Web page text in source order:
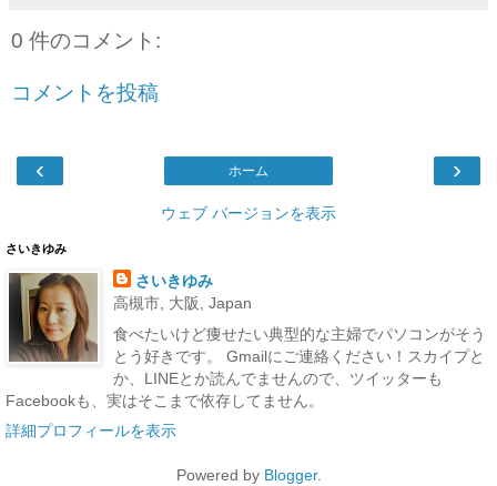
0 件のコメント:
コメントを投稿
‹ ›
ホーム
ウェブ バージョンを表示
さいきゆみ
さいきゆみ
高槻市, 大阪, Japan
食べたいけど痩せたい典型的な主婦でパソコンがそう
とう好きです。 Gmailにご連絡ください！スカイプと
か、LINEとか読んでませんので、ツイッターも
Facebookも、実はそこまで依存してません。
詳細プロフィールを表示
Powered by Blogger.